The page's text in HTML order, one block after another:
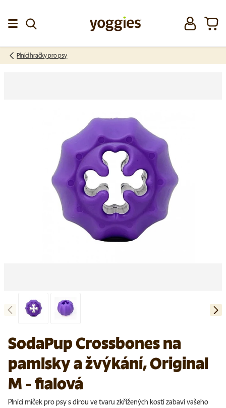
Přeskočit na obsah
Přihlásit se
Plnící hračky pro psy
Předchozí Další
SodaPup Crossbones na
pamlsky a žvýkání, Original
M - fialová
Plnící míček pro psy s dírou ve tvaru zkřížených kostí zabaví vašeho